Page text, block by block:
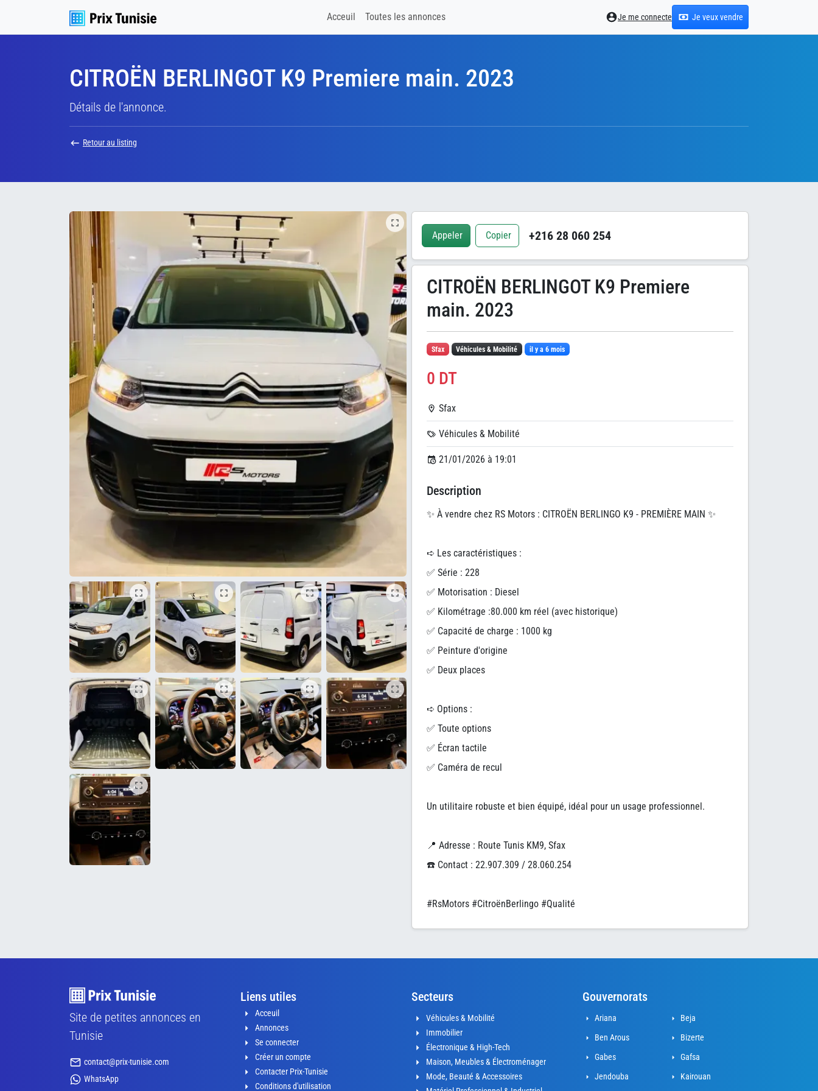
Acceuil Toutes les annonces Je me connecte Je veux vendre
CITROËN BERLINGOT K9 Premiere main. 2023
Détails de l'annonce.
Retour au listing
Appeler Copier +216 28 060 254
CITROËN BERLINGOT K9 Premiere
main. 2023
Sfax Véhicules & Mobilité il y a 6 mois
0 DT
Sfax
Véhicules & Mobilité
21/01/2026 à 19:01
Description
✨ À vendre chez RS Motors : CITROËN BERLINGO K9 - PREMIÈRE MAIN ✨
➪ Les caractéristiques :
✅ Série : 228
✅ Motorisation : Diesel
✅ Kilométrage :80.000 km réel (avec historique)
✅ Capacité de charge : 1000 kg
✅ Peinture d'origine
✅ Deux places
➪ Options :
✅ Toute options
✅ Écran tactile
✅ Caméra de recul
Un utilitaire robuste et bien équipé, idéal pour un usage professionnel.
📍 Adresse : Route Tunis KM9, Sfax
☎️ Contact : 22.907.309 / 28.060.254
#RsMotors #CitroënBerlingo #Qualité
Site de petites annonces en
Tunisie
contact@prix-tunisie.com
WhatsApp
Liens utiles
Acceuil
Annonces
Se connecter
Créer un compte
Contacter Prix-Tunisie
Conditions d'utilisation
Secteurs
Véhicules & Mobilité
Immobilier
Électronique & High-Tech
Maison, Meubles & Électroménager
Mode, Beauté & Accessoires
Gouvernorats
Ariana
Beja
Ben Arous
Bizerte
Gabes
Gafsa
Jendouba
Kairouan